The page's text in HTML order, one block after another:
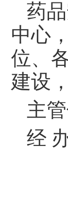
药
中心
位、
建设
主
经